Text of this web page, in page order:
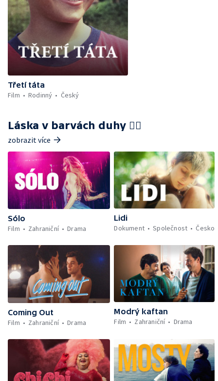
Třetí táta
Film
Rodinný Český
Láska v barvách duhy 🏳️‍🌈
zobrazit více
Sólo
Film
Zahraniční Drama
Lidi
Dokument
Společnost Česko
Coming Out
Film
Zahraniční Drama
Modrý kaftan
Film
Zahraniční Drama